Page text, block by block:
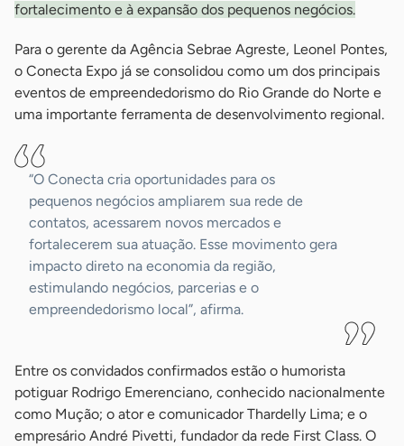
fortalecimento e à expansão dos pequenos negócios.
Para o gerente da Agência Sebrae Agreste, Leonel Pontes,
o Conecta Expo já se consolidou como um dos principais
eventos de empreendedorismo do Rio Grande do Norte e
uma importante ferramenta de desenvolvimento regional.
“O Conecta cria oportunidades para os
pequenos negócios ampliarem sua rede de
contatos, acessarem novos mercados e
fortalecerem sua atuação. Esse movimento gera
impacto direto na economia da região,
estimulando negócios, parcerias e o
empreendedorismo local”, afirma.
Entre os convidados confirmados estão o humorista
potiguar Rodrigo Emerenciano, conhecido nacionalmente
como Mução; o ator e comunicador Thardelly Lima; e o
empresário André Pivetti, fundador da rede First Class. O